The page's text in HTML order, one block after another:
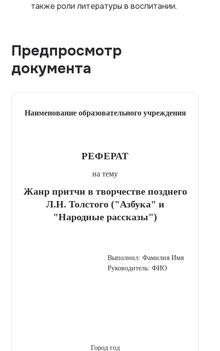
также роли литературы в воспитании.
Предпросмотр
документа
Наименование образовательного учреждения
РЕФЕРАТ
на тему
Жанр притчи в творчестве позднего
Л.Н. Толстого ("Азбука" и
"Народные рассказы")
Выполнил: Фамилия Имя
Руководитель: ФИО
Город год